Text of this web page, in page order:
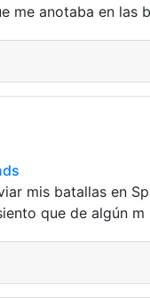
me anotaba en las
mis batallas en
que de algún m